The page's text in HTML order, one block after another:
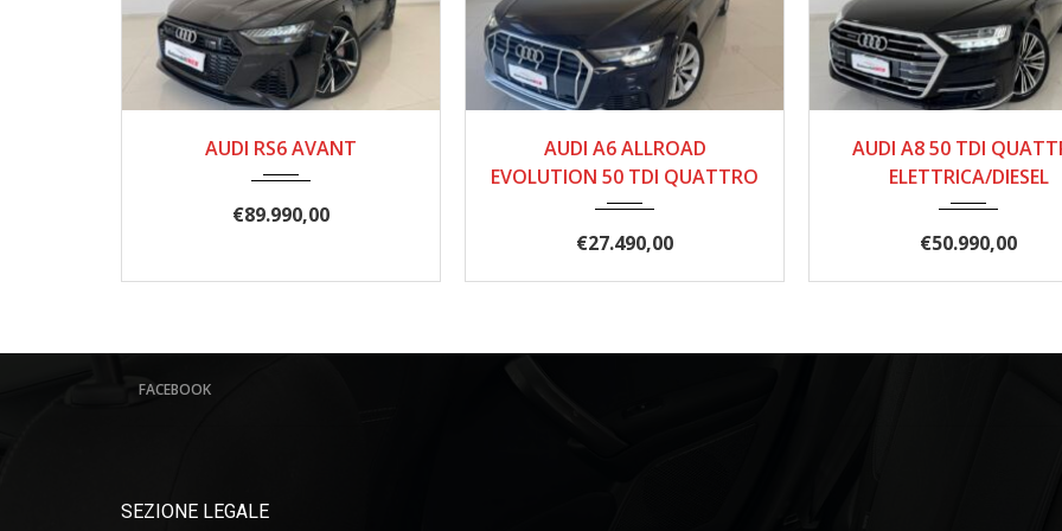
05/2022 115.000
AUDI RS6 AVANT
€89.990,00
01/2021 191.000
AUDI A6 ALLROAD
EVOLUTION 50 TDI QUATTRO
€27.490,00
12/2021
AUDI A8 50 TDI
ELETTRICA/DIESEL
€50.990,00
FACEBOOK
SEZIONE LEGALE